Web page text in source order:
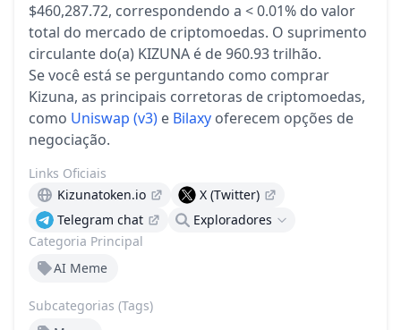
$460,287.72, correspondendo a < 0.01% do valor
total do mercado de criptomoedas. O suprimento
circulante do(a) KIZUNA é de 960.93 trilhão.
Se você está se perguntando como comprar
Kizuna, as principais corretoras de criptomoedas,
como Uniswap (v3) e Bilaxy oferecem opções de
negociação.
Categoria Principal
AI Meme
Subcategorias (Tags)
Links Oficiais
Kizunatoken.io
X (Twitter)
Telegram chat
Exploradores